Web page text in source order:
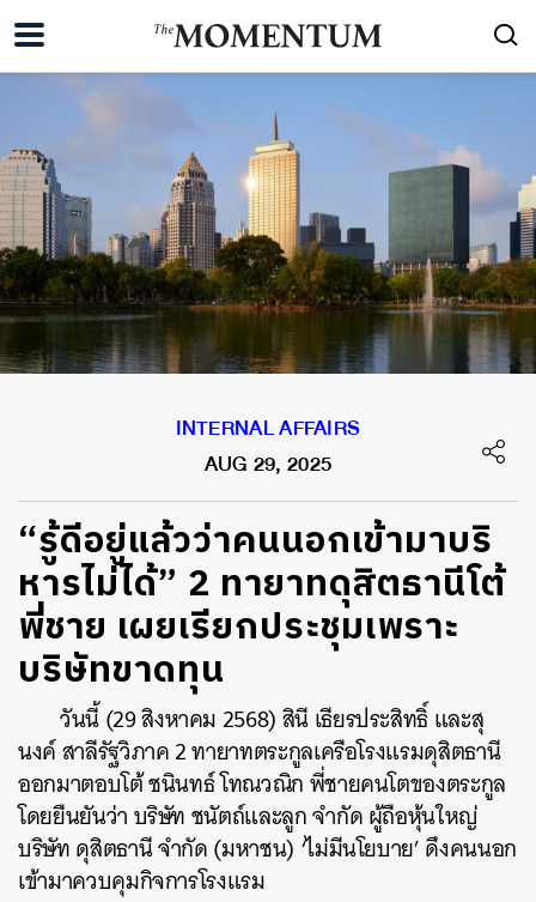
INTERNAL AFFAIRS
AUG 29, 2025
“รู้ดีอยู่แล้วว่าคนนอกเข้ามาบริ
หารไม่ได้” 2 ทายาทดุสิตธานีโต้
พี่ชาย เผยเรียกประชุมเพราะ
บริษัทขาดทุน
วันนี้ (29 สิงหาคม 2568) สินี เธียรประสิทธิ์ และสุ
นงค์ สาลีรัฐวิภาค 2 ทายาทตระกูลเครือโรงแรมดุสิตธานี
ออกมาตอบโต้ ชนินทธ์ โทณวณิก พี่ชายคนโตของตระกูล
โดยยืนยันว่า บริษัท ชนัตถ์และลูก จำกัด ผู้ถือหุ้นใหญ่
บริษัท ดุสิตธานี จำกัด (มหาชน) ‘ไม่มีนโยบาย’ ดึงคนนอก
เข้ามาควบคุมกิจการโรงแรม